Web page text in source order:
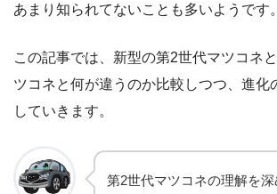
あまり知られてないことも多いようです。
この記事では、新型の第2世代マツコネ
ツコネと何が違うのか比較しつつ、進化
していきます。
第2世代マツコネの理解を深